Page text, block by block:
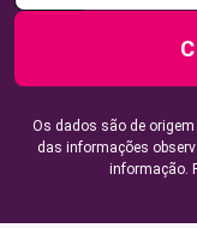
Os dados são de
das informações
informação.